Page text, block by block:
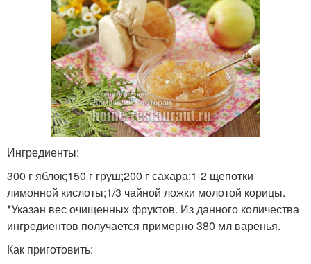
Ингредиенты:
300 г яблок;150 г груш;200 г сахара;1-2 щепотки
лимонной кислоты;1/3 чайной ложки молотой корицы.
*Указан вес очищенных фруктов. Из данного количества
ингредиентов получается примерно 380 мл варенья.
Как приготовить: